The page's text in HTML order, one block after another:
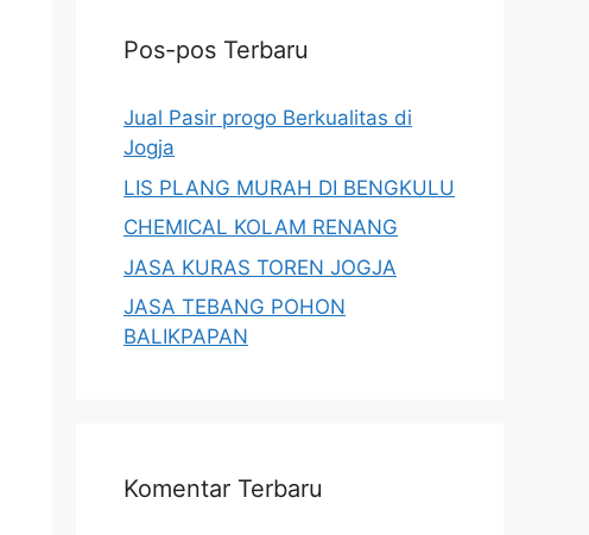
Pos-pos Terbaru
Jual Pasir progo Berkualitas di
Jogja
LIS PLANG MURAH DI BENGKULU
CHEMICAL KOLAM RENANG
JASA KURAS TOREN JOGJA
JASA TEBANG POHON
BALIKPAPAN
Komentar Terbaru